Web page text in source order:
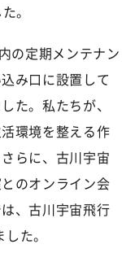
。
の定期メンテナン
み口に設置して
た。私たちが、
環境を整える作
らに、古川宇宙
のオンライン会
、古川宇宙飛行
た。